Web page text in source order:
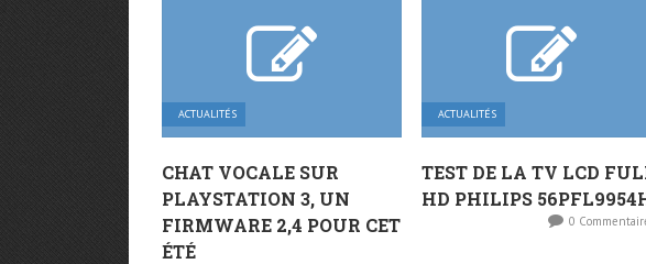
ACTUALITÉS
CHAT VOCALE SUR
PLAYSTATION 3, UN
FIRMWARE 2,4 POUR CET
ÉTÉ
ACTUALITÉS
TEST DE LA TV LCD
HD PHILIPS
0